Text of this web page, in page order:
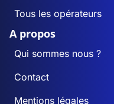
Tous les opérateurs
A propos
Qui sommes nous ?
Contact
Mentions légales